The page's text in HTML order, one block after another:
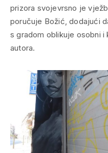
prizora svojevrsno je
poručuje Božić, dodajući
s gradom oblikuje osobni i
autora.